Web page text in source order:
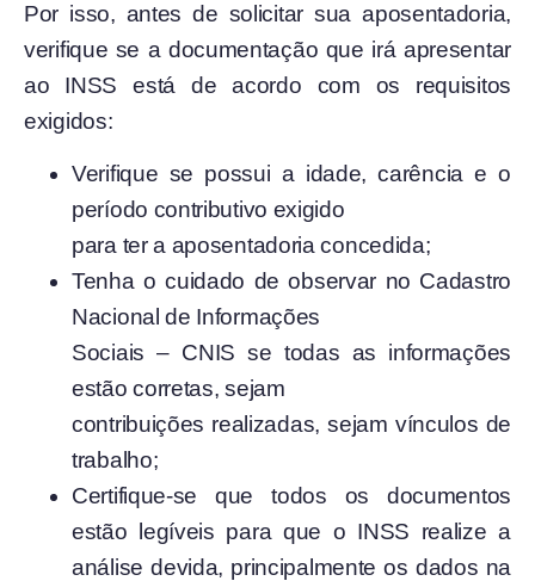
Por isso, antes de solicitar sua aposentadoria,
verifique se a documentação que irá apresentar
ao INSS está de acordo com os requisitos
exigidos:
Verifique se possui a idade, carência e o
período contributivo exigido
para ter a aposentadoria concedida;
Tenha o cuidado de observar no Cadastro
Nacional de Informações
Sociais – CNIS se todas as informações
estão corretas, sejam
contribuições realizadas, sejam vínculos de
trabalho;
Certifique-se que todos os documentos
estão legíveis para que o INSS realize a
análise devida, principalmente os dados na